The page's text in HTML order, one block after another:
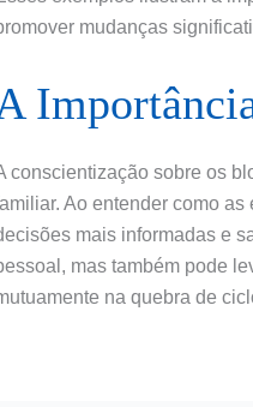
mudanças
conscientização sobre os
Ao entender como
mais informadas e
mas também pode
na quebra de